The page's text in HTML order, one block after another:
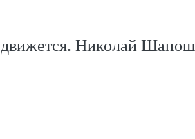
движется. Николай